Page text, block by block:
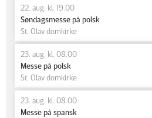
22. aug. kl. 19.00
Søndagsmesse på polsk
St. Olav domkirke
23. aug. kl. 08.00
Messe på polsk
St. Olav domkirke
23. aug. kl. 08.00
Messe på spansk